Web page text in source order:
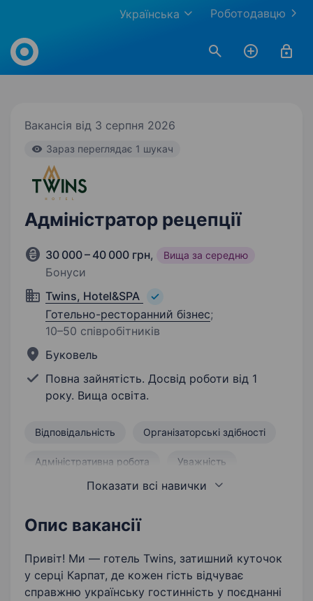
Роботодавцю
Українська
Work.ua
Вакансія від 3 серпня 2026
Зараз переглядає 1 шукач
Адміністратор рецепції
30 000 – 40 000 грн, Вища за середню
Бонуси
Twins, Hotel&SPA
Готельно-ресторанний бізнес;
10–50 співробітників
Буковель
Повна зайнятість. Досвід роботи від 1
року. Вища освіта.
Відповідальність Організаторські здібності
Адміністративна робота Уважність
Робота з людьми Доброзичливість
Управління готелем
Гостинність
Показати всі навички
Опис вакансії
Привіт! Ми — готель Twins, затишний куточок
у серці Карпат, де кожен гість відчуває
справжню українську гостинність у поєднанні